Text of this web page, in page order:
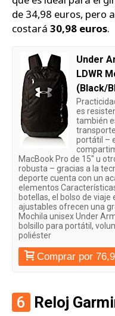
de 34,98 euros, pero
costará 30,98 euros.
Under
LDWR
(Black/
es
también
portátil –
MacBook Pro de 15" u
robusta – gracias a la
deporte cuenta con un
elementos
botellas, el bolso de
ajustables ofrecen una
Mochila unisex Under
bolsillo para portátil,
poliéster
Comprar por
6 Reloj